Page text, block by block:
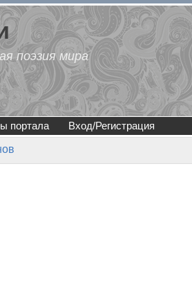
поэзия мира
портала Вход/Регистрация